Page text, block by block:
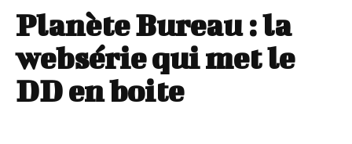
Planète Bureau : la
websérie qui met le
DD en boite